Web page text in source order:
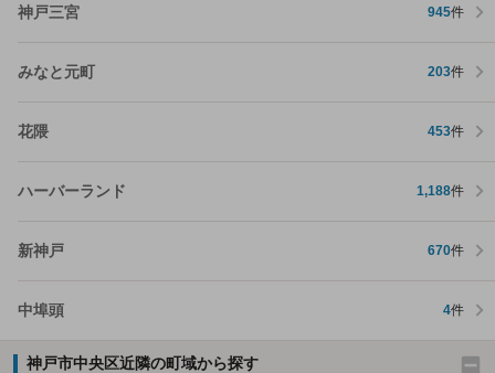
神戸三宮 945件
みなと元町 203件
花隈 453件
ハーバーランド 1,188件
新神戸 670件
中埠頭 4件
神戸市中央区近隣の町域から探す